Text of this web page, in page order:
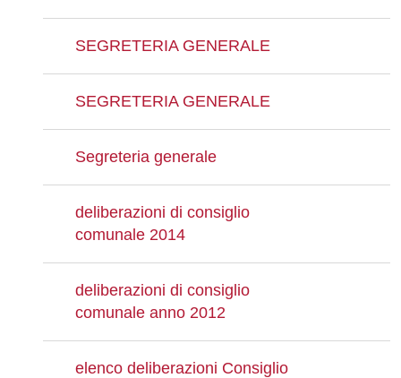
SEGRETERIA GENERALE
SEGRETERIA GENERALE
Segreteria generale
deliberazioni di consiglio
comunale 2014
deliberazioni di consiglio
comunale anno 2012
elenco deliberazioni Consiglio